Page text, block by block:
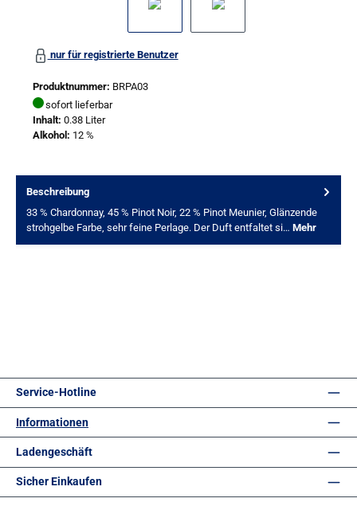
nur für registrierte Benutzer
Produktnummer: BRPA03
sofort lieferbar
Inhalt: 0.38 Liter
Alkohol: 12 %
Beschreibung
33 % Chardonnay, 45 % Pinot Noir, 22 % Pinot Meunier, Glänzende
strohgelbe Farbe, sehr feine Perlage. Der Duft entfaltet si… Mehr
Service-Hotline
Informationen
Ladengeschäft
Sicher Einkaufen